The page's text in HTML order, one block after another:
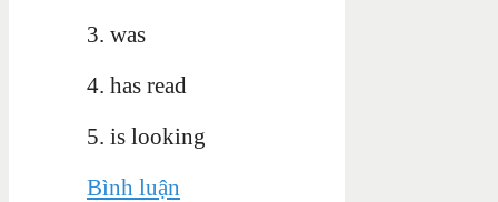
3. was
4. has read
5. is looking
Bình luận